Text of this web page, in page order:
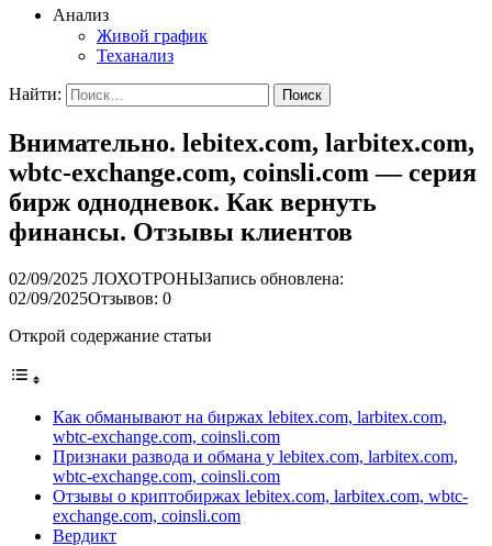
Анализ
Живой график
Теханализ
Найти:
Внимательно. lebitex.com, larbitex.com,
wbtc-exchange.com, coinsli.com — серия
бирж однодневок. Как вернуть
финансы. Отзывы клиентов
02/09/2025 ЛОХОТРОНЫЗапись обновлена:
02/09/2025Отзывов: 0
Открой содержание статьи
Как обманывают на биржах lebitex.com, larbitex.com,
wbtc-exchange.com, coinsli.com
Признаки развода и обмана у lebitex.com, larbitex.com,
wbtc-exchange.com, coinsli.com
Отзывы о криптобиржах lebitex.com, larbitex.com, wbtc-
exchange.com, coinsli.com
Вердикт